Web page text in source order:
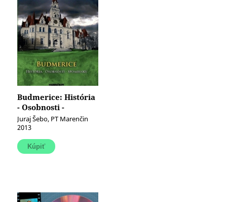
Budmerice: História
- Osobnosti -
Spomienky
Juraj Šebo, PT Marenčin
2013